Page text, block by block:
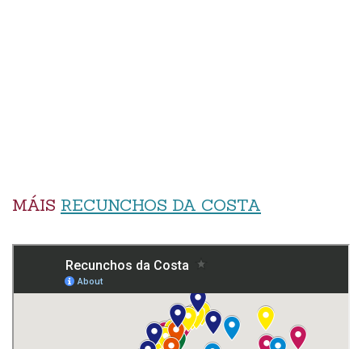
MÁIS RECUNCHOS DA COSTA